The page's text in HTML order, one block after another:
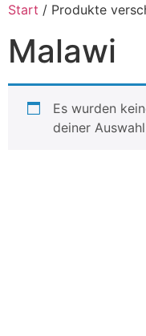
springen
Start / Produkte
Malawi
Es wurden
deiner